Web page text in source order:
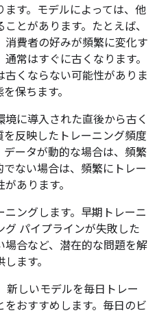
す。モデルによっては、他
とがあります。たとえば、
費者の好みが頻繁に変化す
常はすぐに古くなります。
くならない可能性がありま
保ちます。
に導入された直後から古く
反映したトレーニング頻度
ータが動的な場合は、頻繁
ない場合は、頻繁にトレー
あります。
ングします。早期トレーニ
グ パイプラインが失敗した
合など、潜在的な問題を解
ます。
新しいモデルを毎日トレー
おすすめします。毎日のビ